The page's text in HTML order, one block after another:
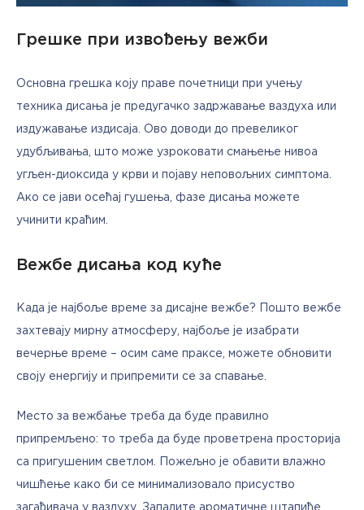
Грешке при извођењу вежби
Основна грешка коју праве почетници при учењу
техника дисања је предугачко задржавање ваздуха или
издужавање издисаја. Ово доводи до превеликог
удубљивања, што може узроковати смањење нивоа
угљен-диоксида у крви и појаву неповољних симптома.
Ако се јави осећај гушења, фазе дисања можете
учинити краћим.
Вежбе дисања код куће
Када је најбоље време за дисајне вежбе? Пошто вежбе
захтевају мирну атмосферу, најбоље је изабрати
вечерње време – осим саме праксе, можете обновити
своју енергију и припремити се за спавање.
Место за вежбање треба да буде правилно
припремљено: то треба да буде проветрена просторија
са пригушеним светлом. Пожељно је обавити влажно
чишћење како би се минимализовало присуство
загађивача у ваздуху. Запалите ароматичне штапиће,